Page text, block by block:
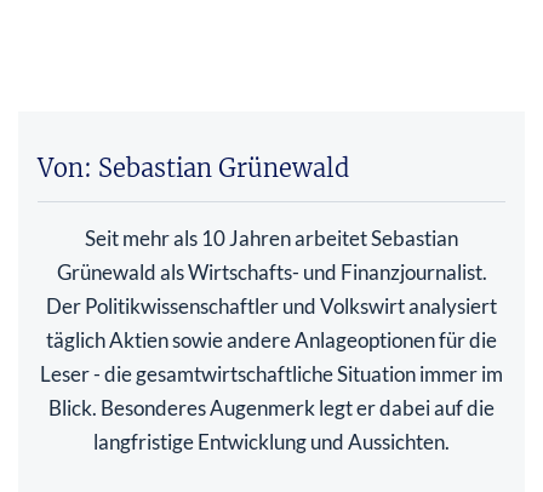
Von: Sebastian Grünewald
Seit mehr als 10 Jahren arbeitet Sebastian
Grünewald als Wirtschafts- und Finanzjournalist.
Der Politikwissenschaftler und Volkswirt analysiert
täglich Aktien sowie andere Anlageoptionen für die
Leser - die gesamtwirtschaftliche Situation immer im
Blick. Besonderes Augenmerk legt er dabei auf die
langfristige Entwicklung und Aussichten.